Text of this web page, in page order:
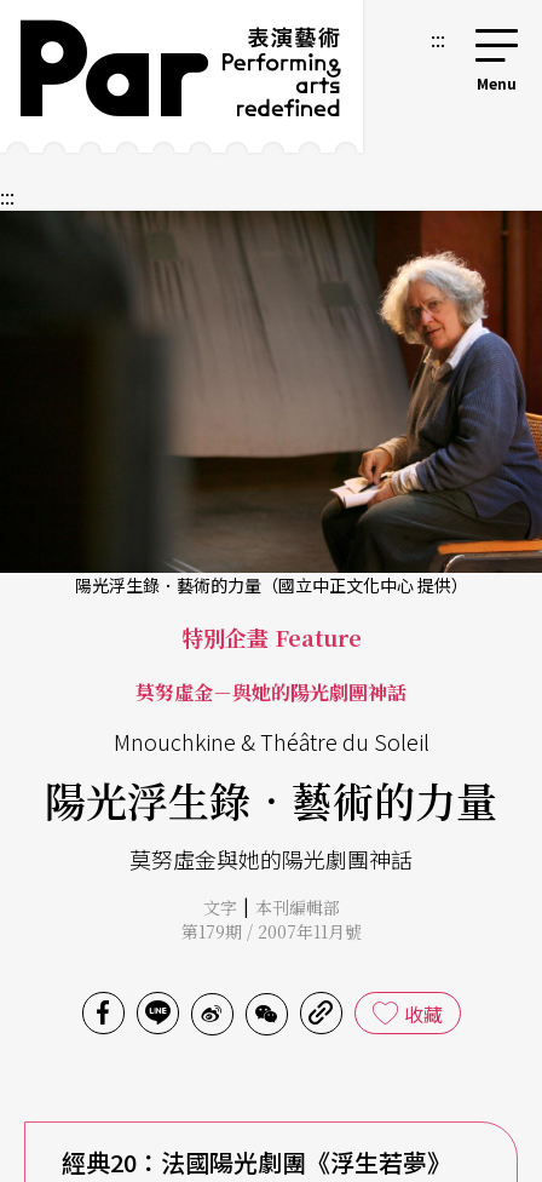
跳到主要內容區塊
網站導覽 :::
:::
陽光浮生錄．藝術的力量（國立中正文化中心 提供）
特別企畫 Feature
莫努虛金－與她的陽光劇團神話
Mnouchkine & Théâtre du Soleil
陽光浮生錄．藝術的力量
莫努虛金與她的陽光劇團神話
文字 | 本刊編輯部
第179期 / 2007年11月號
收藏
經典20：法國陽光劇團《浮生若夢》